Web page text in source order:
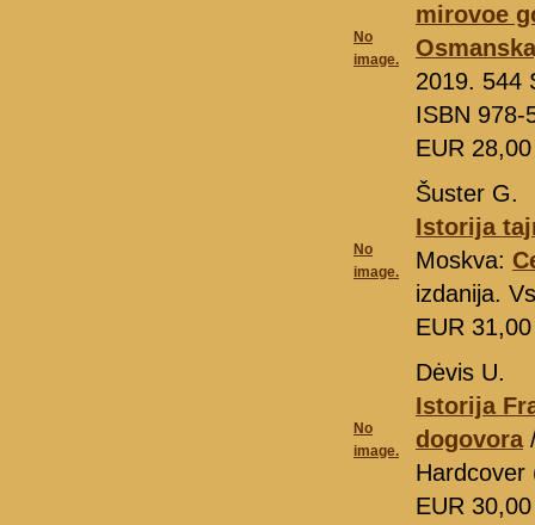
No
image.
mirovoe
2019. 544
ISBN 978-
EUR
No
image.
Šuster G.
Istorija
Moskva:
izdanija.
EUR
No
image.
Dėvis U.
Istorija
dogovora/
Hardcover
EUR